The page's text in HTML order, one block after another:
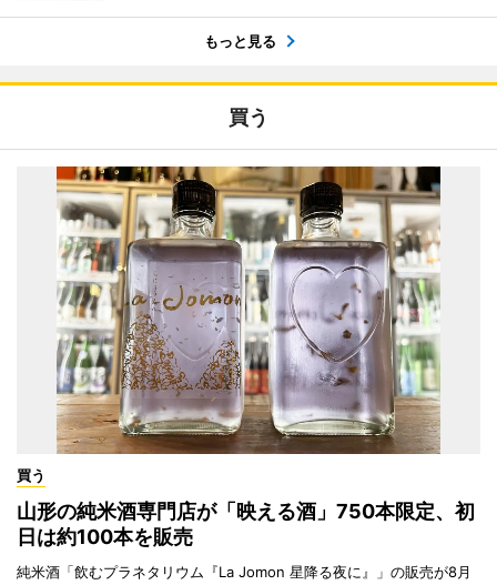
もっと見る
買う
買う
山形の純米酒専門店が「映える酒」750本限定、初
日は約100本を販売
純米酒「飲むプラネタリウム『La Jomon 星降る夜に』」の販売が8月